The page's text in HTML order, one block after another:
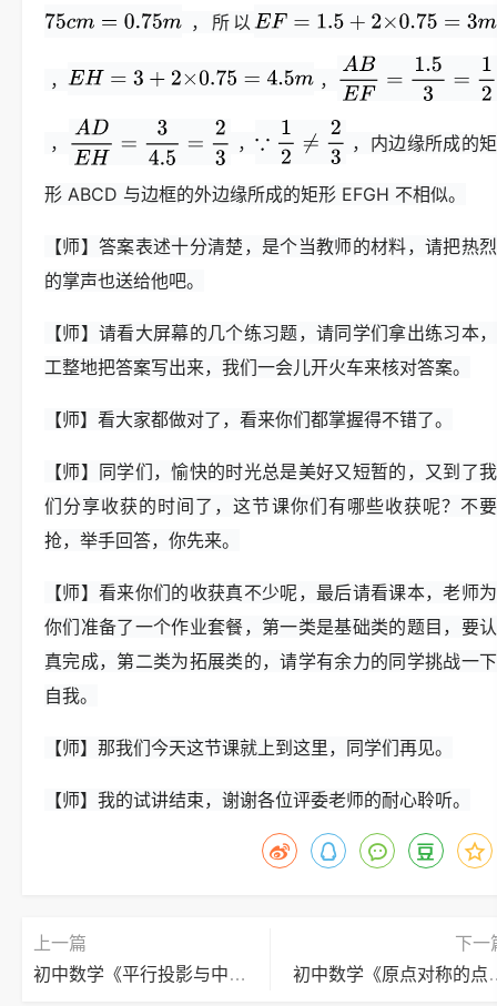
，所以
， ，
， ， ，内边缘所成的矩
形 ABCD 与边框的外边缘所成的矩形 EFGH 不相似。
【师】答案表述十分清楚，是个当教师的材料，请把热烈
的掌声也送给他吧。
【师】请看大屏幕的几个练习题，请同学们拿出练习本，
工整地把答案写出来，我们一会儿开火车来核对答案。
【师】看大家都做对了，看来你们都掌握得不错了。
【师】同学们，愉快的时光总是美好又短暂的，又到了我
们分享收获的时间了，这节课你们有哪些收获呢？不要
抢，举手回答，你先来。
【师】看来你们的收获真不少呢，最后请看课本，老师为
你们准备了一个作业套餐，第一类是基础类的题目，要认
真完成，第二类为拓展类的，请学有余力的同学挑战一下
自我。
【师】那我们今天这节课就上到这里，同学们再见。
【师】我的试讲结束，谢谢各位评委老师的耐心聆听。
上一篇
初中数学《平行投影与中心投影》逐字稿
下一
初中数学